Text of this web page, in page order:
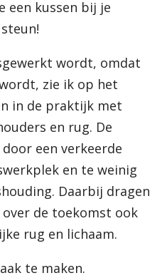
een kussen bij je
wordt, omdat
zie ik op het
in de praktijk met
en rug. De
een verkeerde
en te weinig
Daarbij dragen
de toekomst ook
rug en lichaam.
te maken.